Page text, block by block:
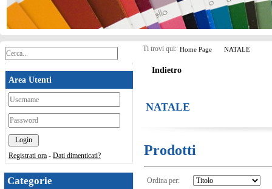
Area Utenti
*
*
Registrati ora - Dati dimenticati?
Categorie
Ti trovi qui: Home Page NATALE
Indietro
NATALE
Prodotti
Ordina per: